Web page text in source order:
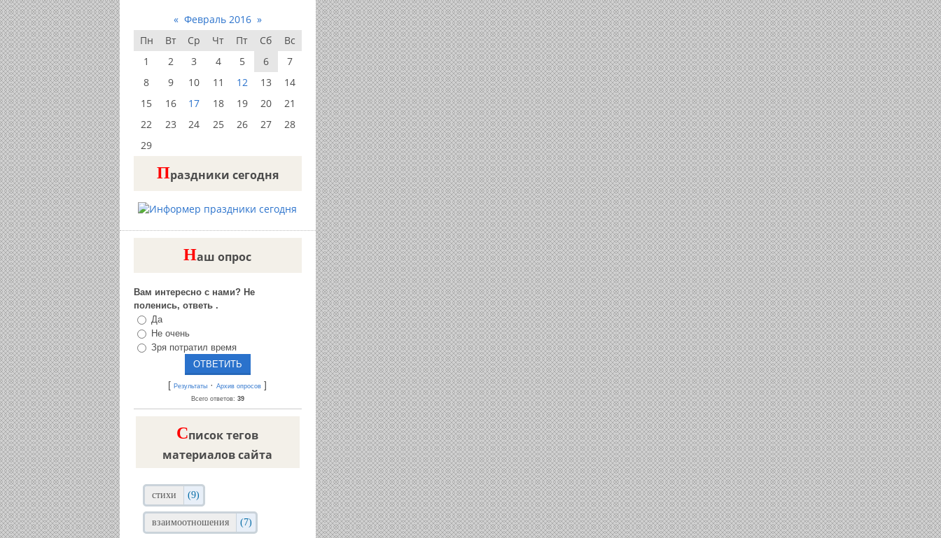
« Февраль 2016 »
Пн
Вт Ср Чт Пт Сб
Вс
1
2 3 4 5 6
7
8
9 10 11 12 13
14
15
16 17 18 19 20
21
22
23 24 25 26 27
28
29
Праздники сегодня
Наш опрос
Вам интересно с нами? Не
поленись, ответь .
Да
Не очень
Зря потратил время
[ Результаты · Архив опросов ]
Всего ответов: 39
Cписок тегов
материалов сайта
стихи (9)
взаимоотношения (7)